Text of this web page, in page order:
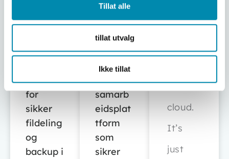
Tillat alle
tillat utvalg
Ikke tillat
Praktisk
slagring
for
sikker
fildeling
og
backup i
Exhang
e
E-post-
og
samarb
eidsplat
tform
som
sikrer
is no
cloud.
It’s
just